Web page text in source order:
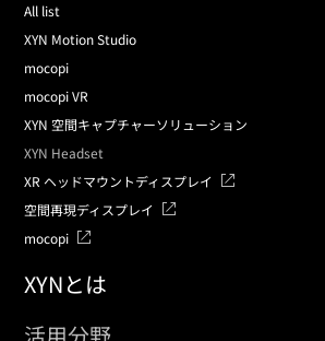
All list
XYN Motion Studio
mocopi
mocopi VR
XYN 空間キャプチャーソリューション
XYN Headset
XR ヘッドマウントディスプレイ
空間再現ディスプレイ
mocopi
XYNとは